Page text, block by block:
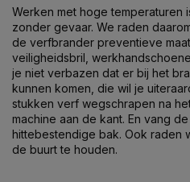
Werken met hoge temperaturen
zonder gevaar. We raden
de verfbrander preventieve
veiligheidsbril,
je niet verbazen dat er bij het
kunnen komen, die wil je
stukken verf wegschrapen na
machine aan de kant. En vang
hittebestendige bak. Ook raden
de buurt te houden.